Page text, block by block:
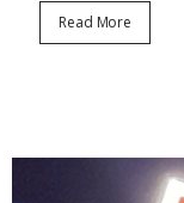
Read More